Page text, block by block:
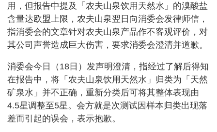
用，但报告中提及「农夫山泉饮用天然水」的溴酸盐
含量达欧盟上限，农夫山泉翌日向消委会发律师信，
指消委会的文章针对农夫山泉产品作不客观评价，对
其公司声誉造成巨大伤害，要求消委会澄清并道歉。
消委会今日（18日）发声明澄清，指经过了解后得知
在报告中，将「农夫山泉饮用天然水」归类为「天然
矿泉水」并不正确，重新分类后可将其整体表现由
4.5星调整至5星。会方就是次测试因样本归类出现落
差而引起的误会，表示抱歉。